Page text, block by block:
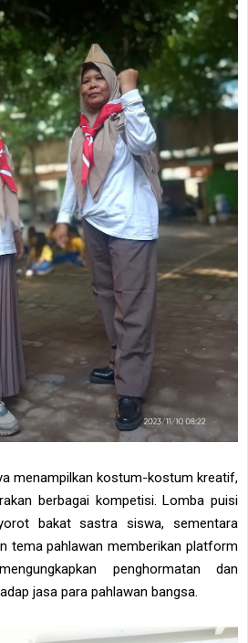
menampilkan kostum-kostum kreatif,
berbagai kompetisi. Lomba puisi
bakat sastra siswa, sementara
tema pahlawan memberikan platform
penghormatan dan
jasa para pahlawan bangsa.